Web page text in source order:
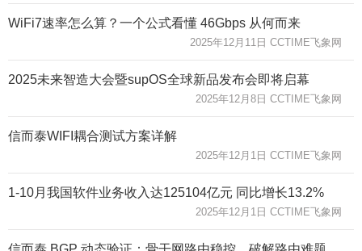
WiFi7速率怎么算？一个公式看懂 46Gbps 从何而来
2025年12月11日 CCTIME飞象网
2025未来智造大会暨supOS全球新品发布会即将启幕
2025年12月8日 CCTIME飞象网
信而泰WIFI耦合测试方案详解
2025年12月1日 CCTIME飞象网
1-10月我国软件业务收入达125104亿元 同比增长13.2%
2025年12月1日 CCTIME飞象网